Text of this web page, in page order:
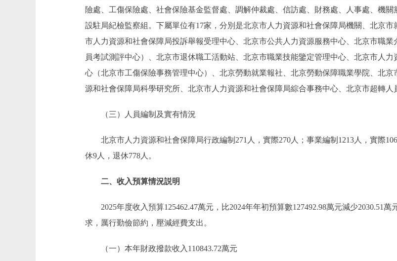
險處、工傷保險處、社會保險基金監督處、調解仲裁處、信訪處、財務處、人事處、機
設駐局紀檢監察組。下屬單位有17家，分別是北京市人力資源和社會保障局機關、北京
市人力資源和社會保障局投訴舉報受理中心、北京市公共人力資源服務中心、北京市職
員考試測評中心）、北京市退休職工活動站、北京市職業技能鑒定管理中心、北京市人
心（北京市工傷保險事務管理中心）、北京勞動就業報社、北京勞動保障職業學院、北
源和社會保障局科學研究所、北京市人力資源和社會保障局綜合事務中心、北京市超轉人
（三）人員編制及實有情況
北京市人力資源和社會保障局行政編制271人，實際270人；事業編制1213人，實際
休9人，退休778人。
二、收入預算情況説明
2025年度收入預算125462.47萬元，比2024年年初預算數127492.98萬元減少2030.51萬
求，厲行勤儉節約，壓減經費支出。
（一）本年財政撥款收入110843.72萬元